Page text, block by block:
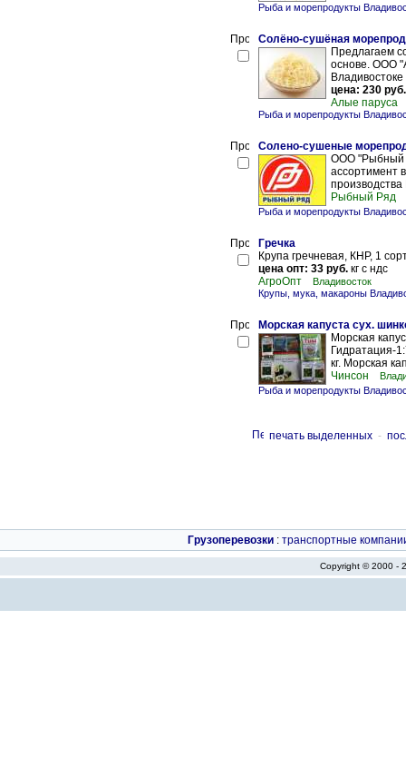
Рыба и морепродукты
Солёно-сушёная
Предлагаем
основе. ООО
цена: 230 руб.
Алые паруса
Рыба и морепродукты
Солено-сушеные
ООО "Рыбный
ассортимент
Рыбный Ряд
Рыба и морепродукты
Гречка
Крупа гречневая, КНР, 1
цена опт: 33 руб. кг с ндс
АгроОпт
Владивосток
Крупы, мука, макароны
Морская капуста сух.
Морская
Гидратация-
кг. Морская
Чинсон
Рыба и морепродукты
печать выделенных -
Грузоперевозки : транспортные
Copyright © 2000 -